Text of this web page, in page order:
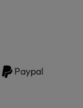
Paypal